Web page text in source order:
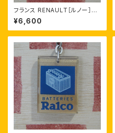
フランス RENAULT［ルノー］旧
ロゴ エンブレムデザイン ブルボ
ンキーホルダー
¥6,600